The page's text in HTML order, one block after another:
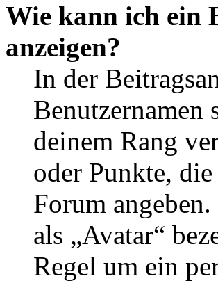
Wie kann ich ein
anzeigen?
In der
Benutzernamen
deinem Rang
oder Punkte,
Forum
als „Avatar“
Regel um ein